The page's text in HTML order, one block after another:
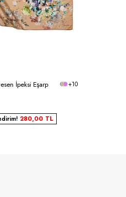
İpeksi Eşarp +10
280,00 TL